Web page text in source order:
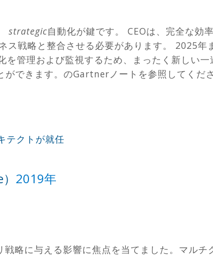
strategic自動化が鍵です。 CEOは、完全な効
ス戦略と整合させる必要があります。 2025年
管理および監視するため、まったく新しい一
できます。のGartnerノートを参照してくださ
テクトが就任
2019年
略に与える影響に焦点を当てました。マルチ